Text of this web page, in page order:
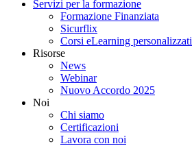
Servizi per la formazione
Formazione Finanziata
Sicurflix
Corsi eLearning personalizzati
Risorse
News
Webinar
Nuovo Accordo 2025
Noi
Chi siamo
Certificazioni
Lavora con noi